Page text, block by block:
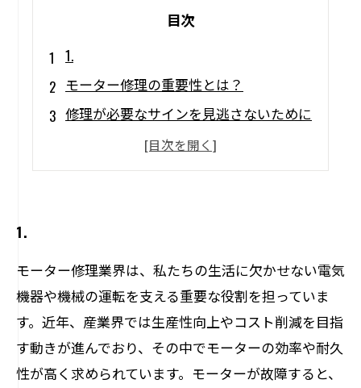
目次
1.
モーター修理の重要性とは？
修理が必要なサインを見逃さないために
モーターのメンテナンス手順とポイント
専門家による修理のメリット
1.
モーター修理業界は、私たちの生活に欠かせない電気
機器や機械の運転を支える重要な役割を担っていま
す。近年、産業界では生産性向上やコスト削減を目指
す動きが進んでおり、その中でモーターの効率や耐久
性が高く求められています。モーターが故障すると、